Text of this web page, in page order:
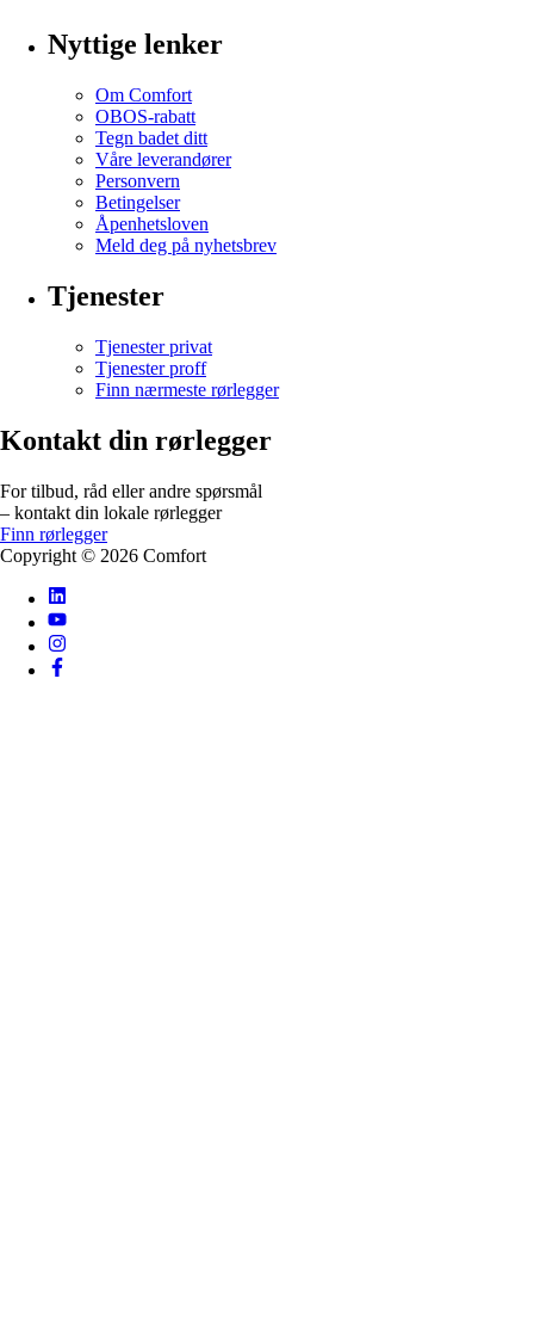
Nyttige lenker
Om Comfort
OBOS-rabatt
Tegn badet ditt
Våre leverandører
Personvern
Betingelser
Åpenhetsloven
Meld deg på nyhetsbrev
Tjenester
Tjenester privat
Tjenester proff
Finn nærmeste rørlegger
Kontakt din rørlegger
For tilbud, råd eller andre spørsmål
– kontakt din lokale rørlegger
Finn rørlegger
Copyright © 2026 Comfort